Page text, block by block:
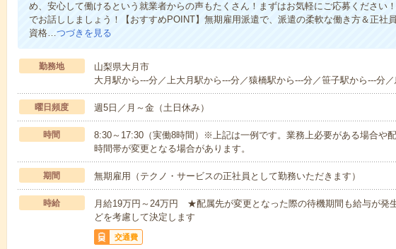
め、安心して働けるという就業者からの声もたくさん！まずはお気軽にご応募ください
でお話ししましょう！【おすすめPOINT】無期雇用派遣で、派遣の柔軟な働き方＆正社
資格…つづきを見る
勤務地
山梨県大月市
大月駅から---分／上大月駅から---分／猿橋駅から---分／笹子駅から---分
曜日頻度 週5日／月～金（土日休み）
時間
8:30～17:30（実働8時間）※上記は一例です。業務上必要がある場合や配
時間帯が変更となる場合があります。
期間 無期雇用（テクノ・サービスの正社員として勤務いただきます）
時給
月給19万円～24万円 ★配属先が変更となった際の待機期間も給与が
どを考慮して決定します
交通費